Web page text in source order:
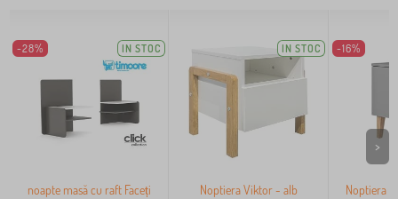
-28% IN STOC
noapte masă cu raft Faceți
IN STOC
Noptiera Viktor - alb
-16%
Noptiera
>